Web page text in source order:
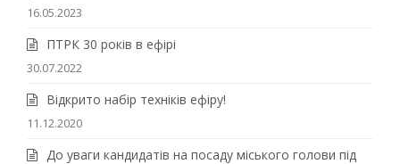
16.05.2023
ПТРК 30 років в ефірі
30.07.2022
Відкрито набір техніків ефіру!
11.12.2020
До уваги кандидатів на посаду міського голови під